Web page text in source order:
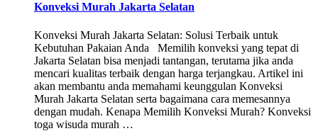
Konveksi Murah Jakarta Selatan
Konveksi Murah Jakarta Selatan: Solusi Terbaik untuk
Kebutuhan Pakaian Anda Memilih konveksi yang tepat di
Jakarta Selatan bisa menjadi tantangan, terutama jika anda
mencari kualitas terbaik dengan harga terjangkau. Artikel ini
akan membantu anda memahami keunggulan Konveksi
Murah Jakarta Selatan serta bagaimana cara memesannya
dengan mudah. Kenapa Memilih Konveksi Murah? Konveksi
toga wisuda murah …